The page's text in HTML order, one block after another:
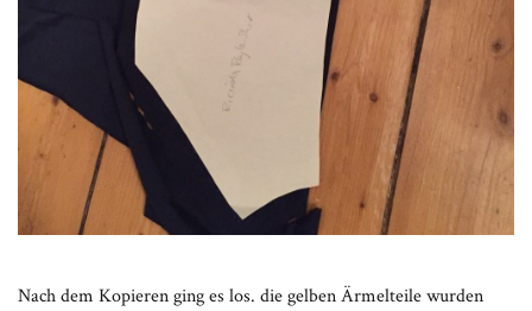
Nach dem Kopieren ging es los. die gelben Ärmelteile wurden